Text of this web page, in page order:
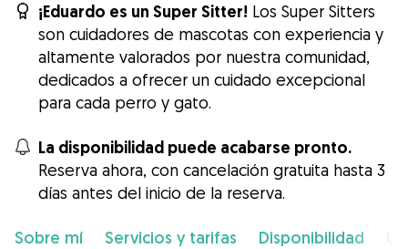
¡Eduardo es un Super Sitter! Los Super Sitters
son cuidadores de mascotas con experiencia y
altamente valorados por nuestra comunidad,
dedicados a ofrecer un cuidado excepcional
para cada perro y gato.
La disponibilidad puede acabarse pronto.
Reserva ahora, con cancelación gratuita hasta 3
días antes del inicio de la reserva.
Sobre mí Servicios y tarifas Disponibilidad